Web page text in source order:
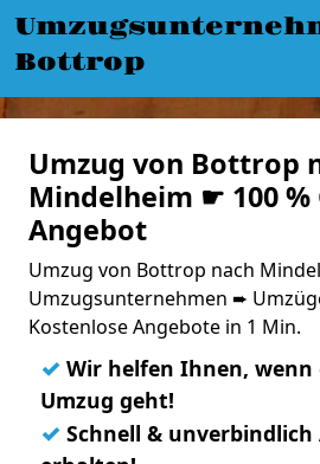
Bottrop
Umzug von Bottrop
Mindelheim ☛ 100 %
Angebot
Umzug von Bottrop nach
Umzugsunternehmen ➨
Kostenlose Angebote in 1 Min.
✓ Wir helfen Ihnen, wenn
Umzug geht!
✓ Schnell & unverbindlich